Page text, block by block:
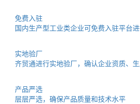
免费入驻
国内生产型工业类企业可免费入驻平台
实地验厂
齐贸通进行实地验厂，确认企业资质、
产品严选
层层严选，确保产品质量和技术水平